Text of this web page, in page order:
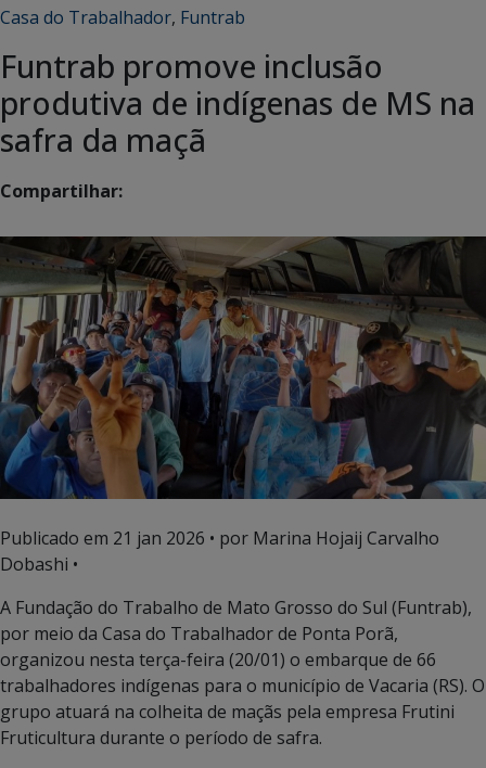
Casa do Trabalhador, Funtrab
Funtrab promove inclusão
produtiva de indígenas de MS na
safra da maçã
Compartilhar:
Publicado em 21 jan 2026 • por Marina Hojaij Carvalho
Dobashi •
A Fundação do Trabalho de Mato Grosso do Sul (Funtrab),
por meio da Casa do Trabalhador de Ponta Porã,
organizou nesta terça-feira (20/01) o embarque de 66
trabalhadores indígenas para o município de Vacaria (RS). O
grupo atuará na colheita de maçãs pela empresa Frutini
Fruticultura durante o período de safra.